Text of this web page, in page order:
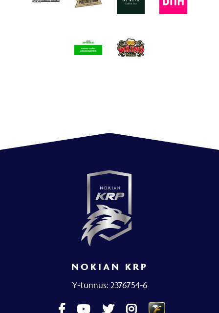
NOKIAN KRP
Y-tunnus: 2376754-6